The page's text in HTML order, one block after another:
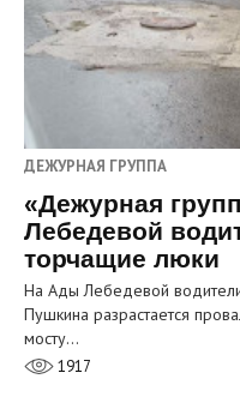
ДЕЖУРНАЯ ГРУППА
«Дежурная
Лебедевой
торчащие люки
На Ады Лебедевой
Пушкина разрастается
мосту…
1917